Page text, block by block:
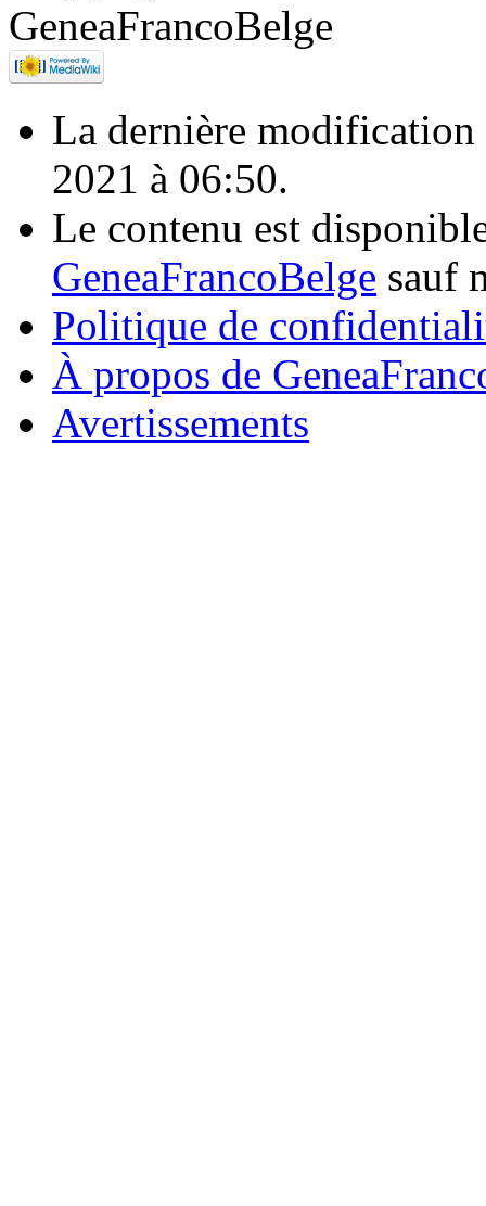
La dernière modification
2021 à 06:50.
Le contenu est
GeneaFrancoBelge sauf
Politique de
À propos de
Avertissements